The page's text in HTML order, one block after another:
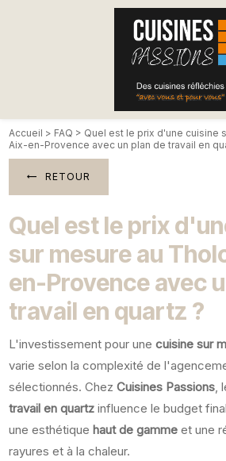
Accueil > FAQ > Quel est le prix d'une cuisine
Aix-en-Provence avec un plan de travail en
RETOUR
Quel est le prix
sur mesure au
en-Provence avec
travail en quartz ?
L'investissement pour unecuisine sur
varie selon la complexité de
sélectionnés. ChezCuisines Passions,
travail en quartz influence le budget
une esthétique haut de gamme et une
rayures et à la chaleur.
Panneau de gestion des cookies